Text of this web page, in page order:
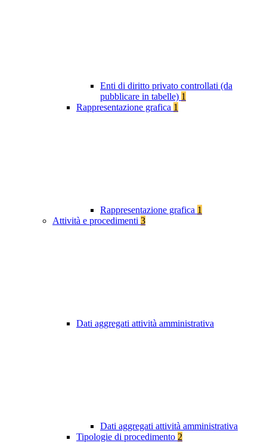
Enti di diritto privato controllati (da
pubblicare in tabelle) 1
Rappresentazione grafica 1
Rappresentazione grafica 1
Attività e procedimenti 3
Dati aggregati attività amministrativa
Dati aggregati attività amministrativa
Tipologie di procedimento 2